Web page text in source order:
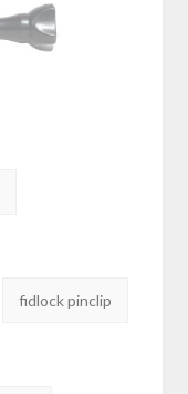
fidlock pinclip